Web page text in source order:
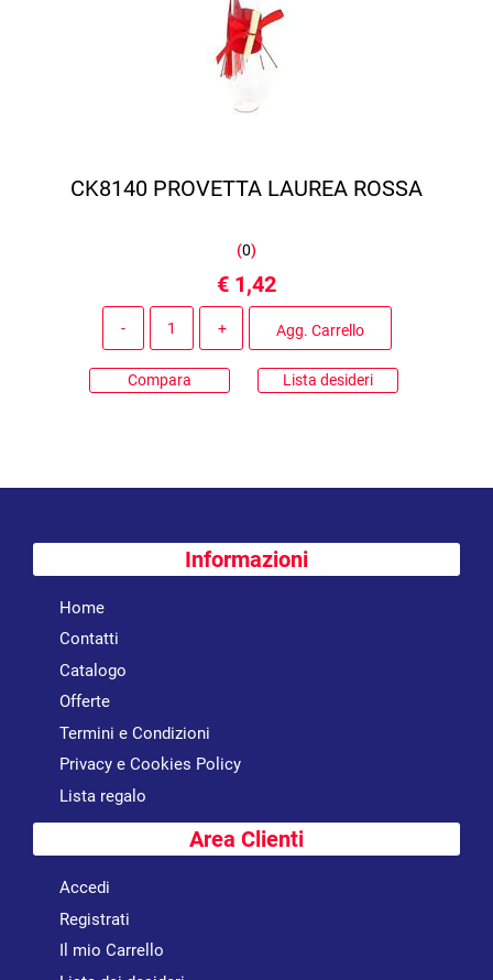
CK8140 PROVETTA LAUREA ROSSA
(0)
€ 1,42
Agg. Carrello
Compara Lista desideri
Informazioni
Home
Contatti
Catalogo
Offerte
Termini e Condizioni
Privacy e Cookies Policy
Lista regalo
Area Clienti
Accedi
Registrati
Il mio Carrello